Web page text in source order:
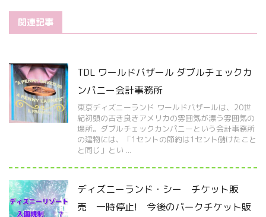
関連記事
TDL ワールドバザール ダブルチェックカ
ンパニー会計事務所
東京ディズニーランド ワールドバザールは、20世
紀初頭の古き良きアメリカの雰囲気が漂う雰囲気の
場所。ダブルチェックカンパニーという会計事務所
の建物には、「1セントの節約は1セント儲けたこと
と同じ」とい ...
ディズニーランド・シー チケット販
売 一時停止! 今後のパークチケット販